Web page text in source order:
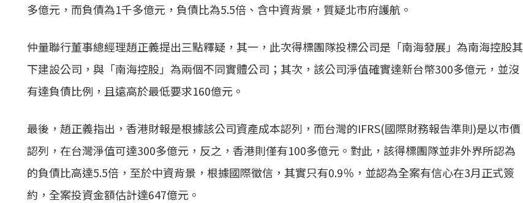
多億元，而負債為1千多億元，負債比為5.5倍、含中資背景，質疑北市府護航。
仲量聯行董事總經理趙正義提出三點釋疑，其一，此次得標團隊投標公司是「南海發展」為南海控股其
下建設公司，與「南海控股」為兩個不同實體公司；其次，該公司淨值確實達新台幣300多億元，並沒
有達負債比例，且遠高於最低要求160億元。
最後，趙正義指出，香港財報是根據該公司資產成本認列，而台灣的IFRS(國際財務報告準則)是以市價
認列，在台灣淨值可達300多億元，反之，香港則僅有100多億元。對此，該得標團隊並非外界所認為
的負債比高達5.5倍，至於中資背景，根據國際徵信，其實只有0.9％，並認為全案有信心在3月正式簽
約，全案投資金額估計達647億元。